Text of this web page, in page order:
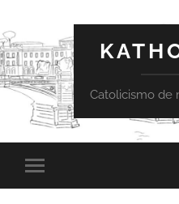
Catolicismo de
Toggle
mobile